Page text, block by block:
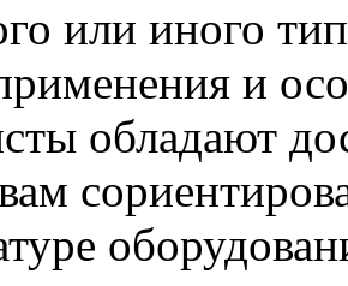
или иного
и
обладают